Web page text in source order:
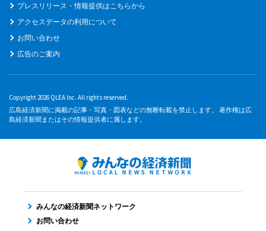
プレスリリース・情報提供はこちらから
アクセスデータの利用について
お問い合わせ
広告のご案内
Copyright 2026 QLEA Inc. All rights reserved.
広島経済新聞に掲載の記事・写真・図表などの無断転載を禁止します。 著作権は広
島経済新聞またはその情報提供者に属します。
みんなの経済新聞ネットワーク
お問い合わせ